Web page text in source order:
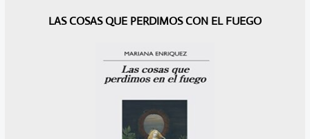
6
LAS COSAS QUE PERDIMOS CON EL FUEGO